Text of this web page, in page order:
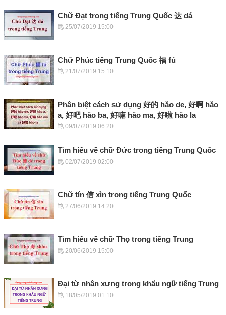
Chữ Đạt trong tiếng Trung Quốc 达 dá
25/07/2019 15:00
Chữ Phúc tiếng Trung Quốc 福 fú
21/07/2019 15:10
Phân biệt cách sử dụng 好的 hǎo de, 好啊 hǎo
a, 好吧 hǎo ba, 好嘛 hǎo ma, 好啦 hǎo la
09/07/2019 06:20
Tìm hiểu về chữ Đức trong tiếng Trung Quốc
02/07/2019 02:00
Chữ tín 信 xìn trong tiếng Trung Quốc
27/06/2019 14:20
Tìm hiểu về chữ Thọ trong tiếng Trung
20/06/2019 15:00
Đại từ nhân xưng trong khẩu ngữ tiếng Trung
18/05/2019 01:10